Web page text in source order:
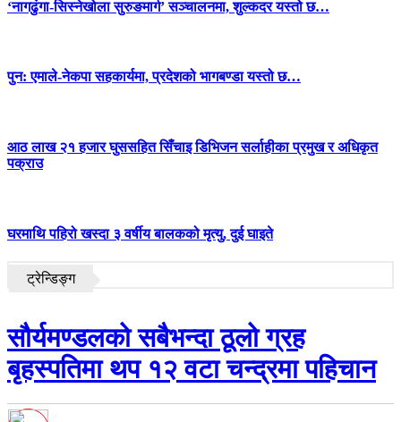
‘नागढुंगा-सिस्नेखोला सुरुङमार्ग’ सञ्चालनमा, शुल्कदर यस्तो छ…
पुन: एमाले-नेकपा सहकार्यमा, प्रदेशको भागबण्डा यस्तो छ…
आठ लाख २१ हजार घुससहित सिँचाइ डिभिजन सर्लाहीका प्रमुख र अधिकृत
पक्राउ
घरमाथि पहिरो खस्दा ३ वर्षीय बालकको मृत्यु, दुई घाइते
ट्रेन्डिङ्ग
सौर्यमण्डलको सबैभन्दा ठूलो ग्रह
बृहस्पतिमा थप १२ वटा चन्द्रमा पहिचान